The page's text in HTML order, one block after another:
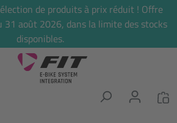
de produits à prix réduit ! Offre
31 août 2026, dans la limite des stocks
disponibles.